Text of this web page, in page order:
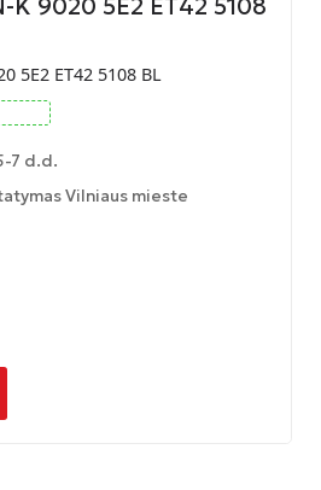
K 9020 5E2 ET42 5108
5E2 ET42 5108 BL
7 d.d.
Vilniaus mieste